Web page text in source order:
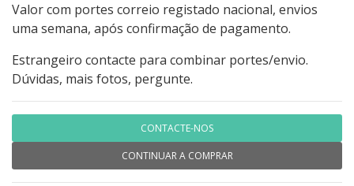
Valor com portes correio registado nacional, envios
uma semana, após confirmação de pagamento.
Estrangeiro contacte para combinar portes/envio.
Dúvidas, mais fotos, pergunte.
CONTACTE-NOS
CONTINUAR A COMPRAR